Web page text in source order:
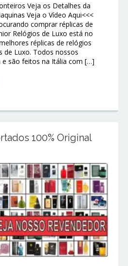
Veja os Detalhes da
Veja o Vídeo Aqui<<<
comprar réplicas de
Relógios de Luxo está no
réplicas de relógios
de Luxo. Todos nossos
são feitos na Itália com […]
100% Original